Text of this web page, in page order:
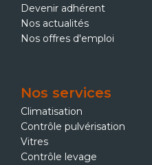
Devenir adhérent
Nos actualités
Nos offres d'emploi
Nos services
Climatisation
Contrôle pulvérisation
Vitres
Contrôle levage